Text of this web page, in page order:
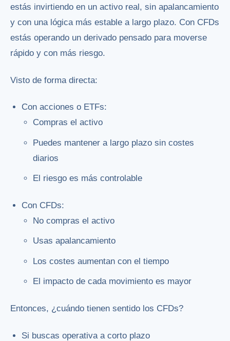
estás invirtiendo en un activo real, sin apalancamiento
y con una lógica más estable a largo plazo. Con CFDs
estás operando un derivado pensado para moverse
rápido y con más riesgo.
Visto de forma directa:
Con acciones o ETFs:
Compras el activo
Puedes mantener a largo plazo sin costes
diarios
El riesgo es más controlable
Con CFDs:
No compras el activo
Usas apalancamiento
Los costes aumentan con el tiempo
El impacto de cada movimiento es mayor
Entonces, ¿cuándo tienen sentido los CFDs?
Si buscas operativa a corto plazo